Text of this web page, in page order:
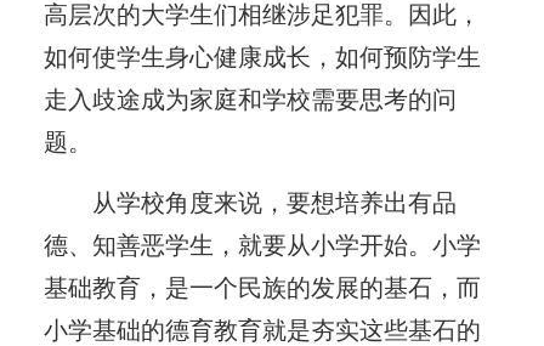
高层次的大学生们相继涉足犯罪。因此，
如何使学生身心健康成长，如何预防学生
走入歧途成为家庭和学校需要思考的问
题。
从学校角度来说，要想培养出有品
德、知善恶学生，就要从小学开始。小学
基础教育，是一个民族的发展的基石，而
小学基础的德育教育就是夯实这些基石的